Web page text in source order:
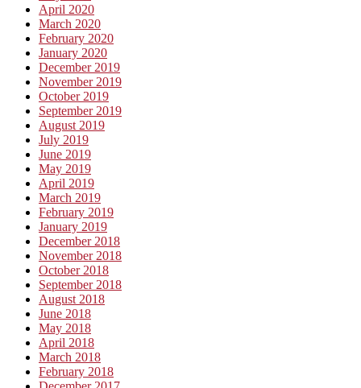
April 2020
March 2020
February 2020
January 2020
December 2019
November 2019
October 2019
September 2019
August 2019
July 2019
June 2019
May 2019
April 2019
March 2019
February 2019
January 2019
December 2018
November 2018
October 2018
September 2018
August 2018
June 2018
May 2018
April 2018
March 2018
February 2018